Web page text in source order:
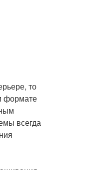
то
формате
всегда